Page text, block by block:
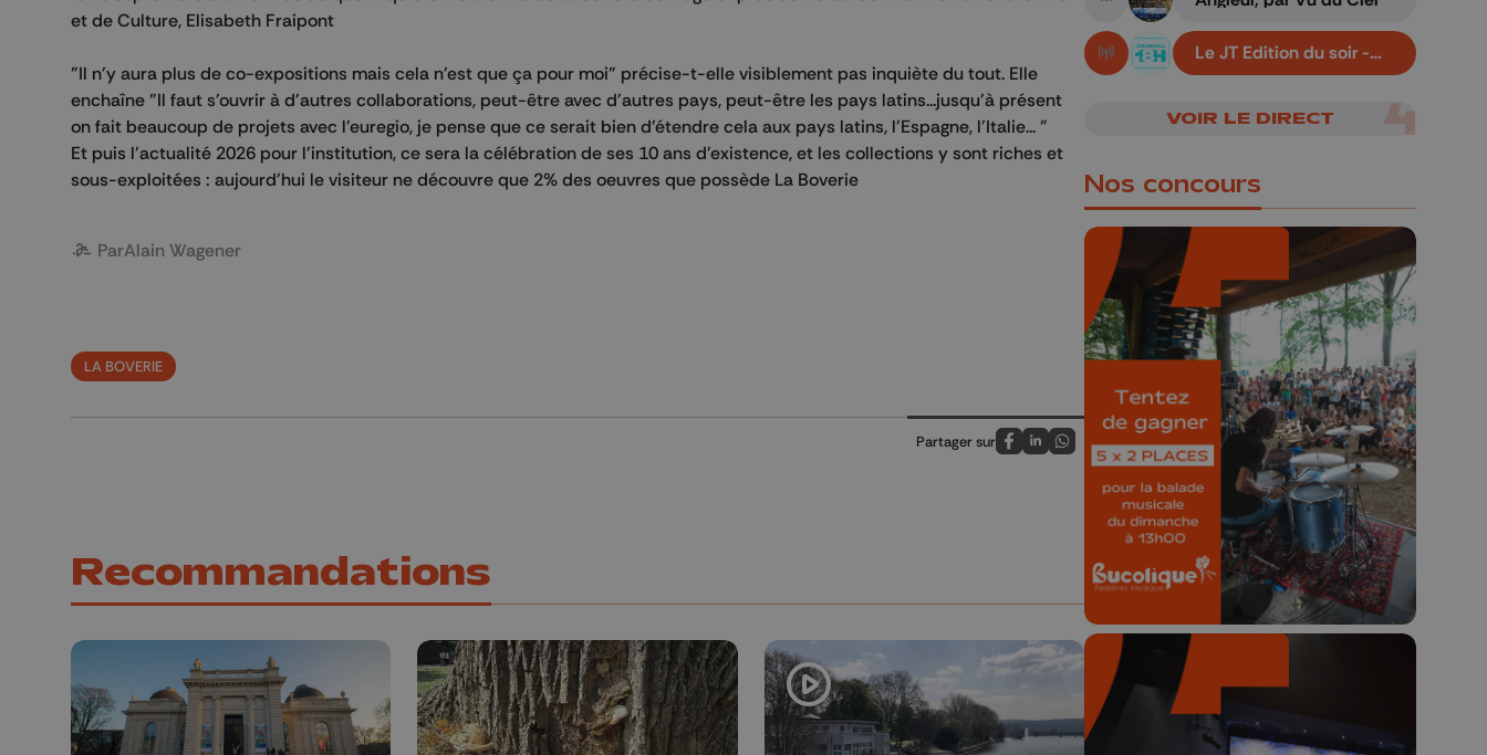
et de Culture, Elisabeth Fraipont
"Il n'y aura plus de co-expositions mais cela n'est que ça pour moi" précise-t-elle visiblement pas inquiète du tout. Elle
enchaîne "Il faut s'ouvrir à d'autres collaborations, peut-être avec d'autres pays, peut-être les pays latins...jusqu'à présent
on fait beaucoup de projets avec l'euregio, je pense que ce serait bien d'étendre cela aux pays latins, l'Espagne, l'Italie... "
Et puis l'actualité 2026 pour l'institution, ce sera la célébration de ses 10 ans d'existence, et les collections y sont riches et
sous-exploitées : aujourd'hui le visiteur ne découvre que 2% des oeuvres que possède La Boverie
ParAlain Wagener
LA BOVERIE
Partager sur
Partagez sur FaceBook
Partagez sur LinkedIn
Partagez sur Whatsapp
Recommandations
A suivre
En live!
Le JT Edition du soir -
VOIR LE DIRECT
Nos concours
🎁 Gagnez 5x2
places pour le
Bucolique Ferrières
Festival 🌿🎶
Concours valable jusqu'au 9 août,
23h59.